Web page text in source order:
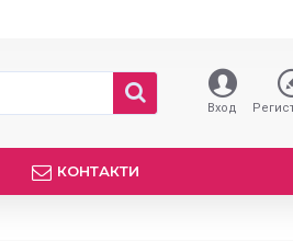
Вход
КОНТАКТИ